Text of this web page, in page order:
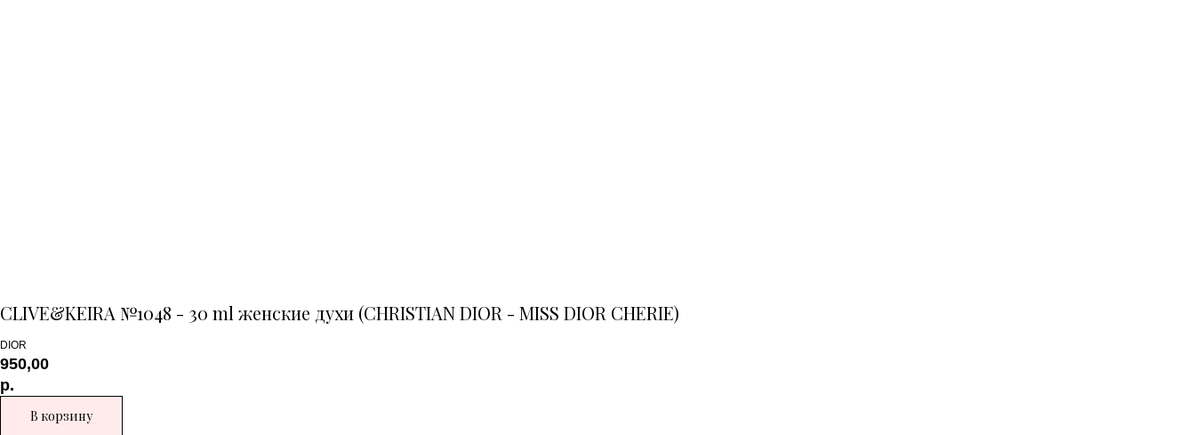
CLIVE&KEIRA №1048 - 30 ml женские духи (CHRISTIAN DIOR - MISS DIOR CHERIE)
DIOR
950,00
р.
В корзину